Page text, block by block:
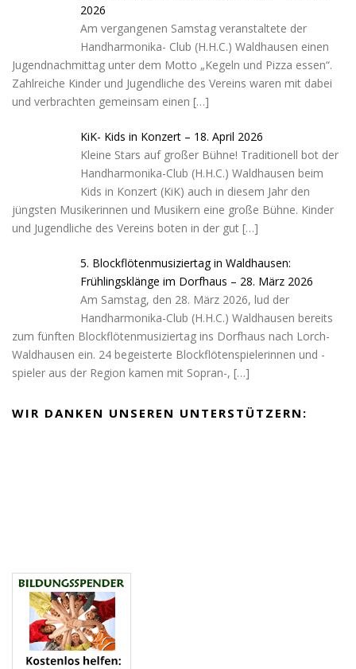
2026
Am vergangenen Samstag veranstaltete der
Handharmonika- Club (H.H.C.) Waldhausen einen
Jugendnachmittag unter dem Motto „Kegeln und Pizza essen“.
Zahlreiche Kinder und Jugendliche des Vereins waren mit dabei
und verbrachten gemeinsam einen […]
KiK- Kids in Konzert – 18. April 2026
Kleine Stars auf großer Bühne! Traditionell bot der
Handharmonika-Club (H.H.C.) Waldhausen beim
Kids in Konzert (KiK) auch in diesem Jahr den
jüngsten Musikerinnen und Musikern eine große Bühne. Kinder
und Jugendliche des Vereins boten in der gut […]
5. Blockflötenmusiziertag in Waldhausen:
Frühlingsklänge im Dorfhaus – 28. März 2026
Am Samstag, den 28. März 2026, lud der
Handharmonika-Club (H.H.C.) Waldhausen bereits
zum fünften Blockflötenmusiziertag ins Dorfhaus nach Lorch-
Waldhausen ein. 24 begeisterte Blockflötenspielerinnen und -
spieler aus der Region kamen mit Sopran-, […]
WIR DANKEN UNSEREN UNTERSTÜTZERN: